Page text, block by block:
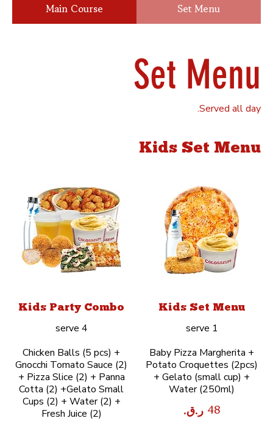
Set Menu
Main Course
Set Menu
Served all day.
Kids Set Menu
Kids Set Menu
Baby Pizza Margherita +
Potato Croquettes (2pcs)
+ Gelato (small cup) +
Water (250ml)
Kids Party Combo
Chicken Balls (5 pcs) +
Gnocchi Tomato Sauce (2)
+ Pizza Slice (2) + Panna
Cotta (2) +Gelato Small
Cups (2) + Water (2) +
Fresh Juice (2)